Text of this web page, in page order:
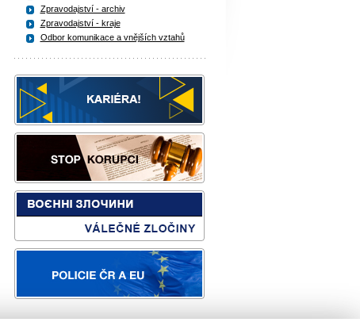
Zpravodajství - archiv
Zpravodajství - kraje
Odbor komunikace a vnějších vztahů